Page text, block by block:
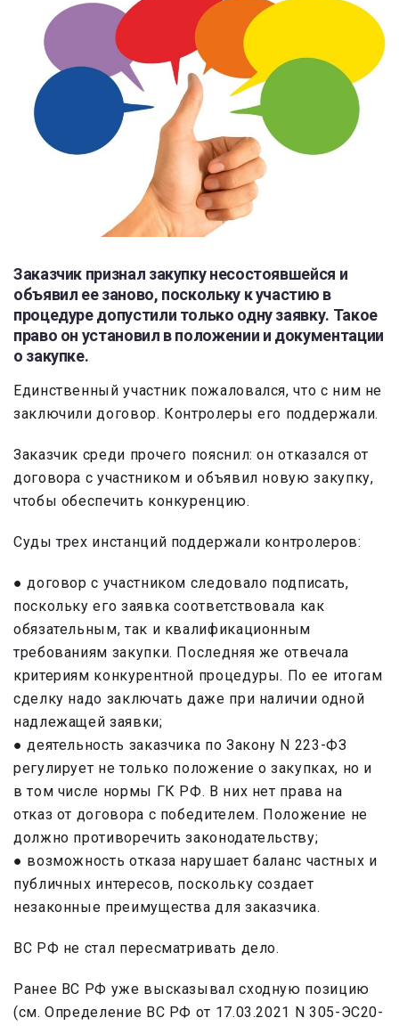
Заказчик признал закупку несостоявшейся и
объявил ее заново, поскольку к участию в
процедуре допустили только одну заявку. Такое
право он установил в положении и документации
о закупке.
Единственный участник пожаловался, что с ним не
заключили договор. Контролеры его поддержали.
Заказчик среди прочего пояснил: он отказался от
договора с участником и объявил новую закупку,
чтобы обеспечить конкуренцию.
Суды трех инстанций поддержали контролеров:
● договор с участником следовало подписать,
поскольку его заявка соответствовала как
обязательным, так и квалификационным
требованиям закупки. Последняя же отвечала
критериям конкурентной процедуры. По ее итогам
сделку надо заключать даже при наличии одной
надлежащей заявки;
● деятельность заказчика по Закону N 223-ФЗ
регулирует не только положение о закупках, но и
в том числе нормы ГК РФ. В них нет права на
отказ от договора с победителем. Положение не
должно противоречить законодательству;
● возможность отказа нарушает баланс частных и
публичных интересов, поскольку создает
незаконные преимущества для заказчика.
ВС РФ не стал пересматривать дело.
Ранее ВС РФ уже высказывал сходную позицию
(см. Определение ВС РФ от 17.03.2021 N 305-ЭС20-